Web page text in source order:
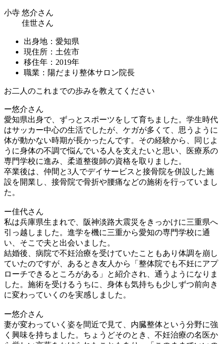
小寺 悠介さん
佳世さん
出身地：愛知県
現住所：土佐市
移住年：2019年
職業：陽だまり整体サロン院長
お二人のこれまでの歩みを教えてください
ー悠介さん
愛知県出身で、ずっとスポーツをして育ちました。学生時代
はサッカー中心の生活でしたが、ケガが多くて、思うように
体が動かない時期が長かったんです。その経験から、同じよ
うに身体の不調で悩んでいる人を支えたいと思い、医療系の
専門学校に進み、柔道整復師の資格を取りました。
卒業後は、仲間と3人でデイサービスと接骨院を併設した施
設を開業し、接骨院で骨折や腰痛などの施術を行っていまし
た。
ー佳代さん
私は兵庫県生まれで、阪神淡路大震災をきっかけに三重県へ
引っ越しました。進学を機に三重から愛知の専門学校に通
い、そこで夫と出会いました。
結婚後、病院で不妊治療を受けていたこともあり体調を崩し
ていたのですが、あるとき友人から「整体院でも不妊にアプ
ローチできるところがある」と紹介され、通うようになりま
した。施術を受けるうちに、身体も気持ちも少しずつ前向き
に変わっていくのを実感しました。
ー悠介さん
妻が変わっていく姿を間近で見て、内臓整体という分野に強
く興味を持ちました。ちょうどそのとき、不妊治療の名医か